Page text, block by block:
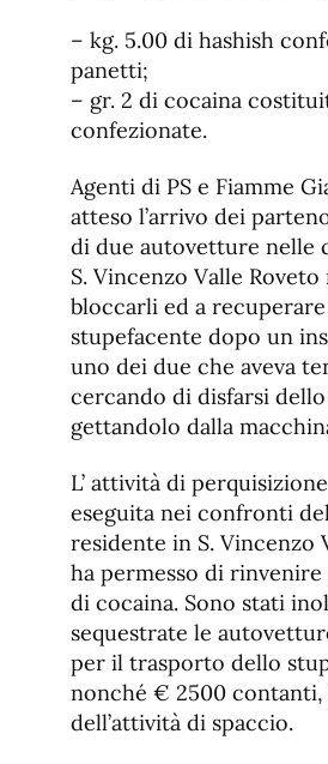
– kg. 5.00 di hashish
panetti;
– gr. 2 di cocaina
confezionate.
Agenti di PS e Fiamme
atteso l’arrivo dei
di due autovetture nelle
S. Vincenzo Valle
bloccarli ed a recuperare
stupefacente dopo un
uno dei due che aveva
cercando di disfarsi
gettandolo dalla
L’ attività di
eseguita nei confronti
residente in S. Vincenzo
ha permesso di
di cocaina. Sono stati
sequestrate le
per il trasporto dello
nonché € 2500
dell’attività di spaccio.